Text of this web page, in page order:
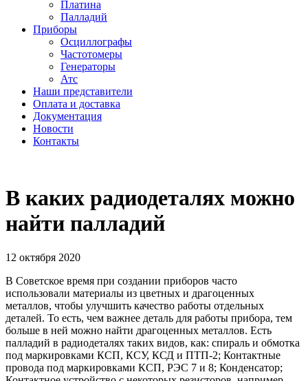
Платина
Палладий
Приборы
Осциллографы
Частотомеры
Генераторы
Атс
Наши представители
Оплата и доставка
Документация
Новости
Контакты
В каких радиодеталях можно
найти палладий
12 октября 2020
В Советское время при создании приборов часто
использовали материалы из цветных и драгоценных
металлов, чтобы улучшить качество работы отдельных
деталей. То есть, чем важнее деталь для работы прибора, тем
больше в ней можно найти драгоценных металлов. Есть
палладий в радиодеталях таких видов, как: спираль и обмотка
под маркировками КСП, КСУ, КСД и ПТП-2; Контактные
провода под маркировками КСП, РЭС 7 и 8; Конденсатор;